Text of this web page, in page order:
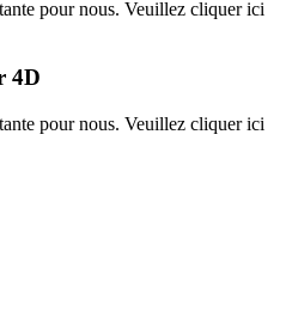
pour nous. Veuillez cliquer ici
4D
pour nous. Veuillez cliquer ici